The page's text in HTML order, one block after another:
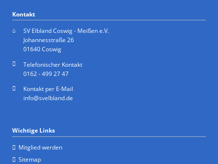
Kontakt
SV Elbland Coswig - Meißen e.V.
Johannesstraße 26
01640 Coswig
Telefonischer Kontakt
0162 - 499 27 47
Kontakt per E-Mail
info@svelbland.de
Wichtige Links
Mitglied werden
Sitemap